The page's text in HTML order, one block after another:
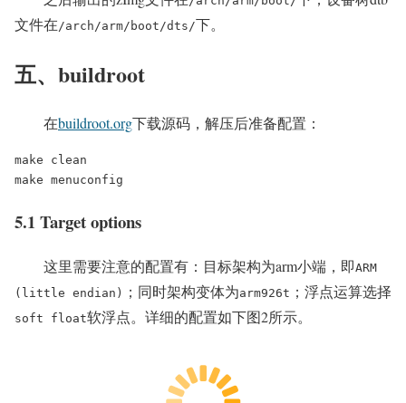
文件在 /arch/arm/boot/dts/下。
五、buildroot
在buildroot.org下载源码，解压后准备配置：
make clean
make menuconfig
5.1 Target options
这里需要注意的配置有：目标架构为arm小端，即ARM
(little endian)
；同时架构变体为arm926t ；浮点运算选择
soft float软浮点。详细的配置如下图2所示。